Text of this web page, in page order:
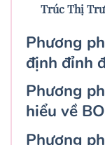
Trúc Thị
Phương
định đỉnh
Phương
hiểu về
Phương